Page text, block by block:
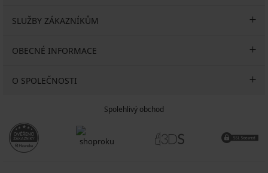
SLUŽBY ZÁKAZNÍKŮM
OBECNÉ INFORMACE
O SPOLEČNOSTI
Spolehlivý obchod